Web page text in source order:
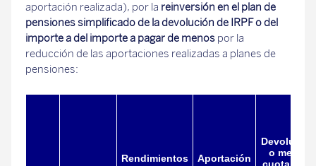
aportación realizada), por la reinversión en el plan de
pensiones simplificado de la devolución de IRPF o del
importe a del importe a pagar de menos por la
reducción de las aportaciones realizadas a planes de
pensiones:
Rendimientos
Aportación
Devolución
o menor